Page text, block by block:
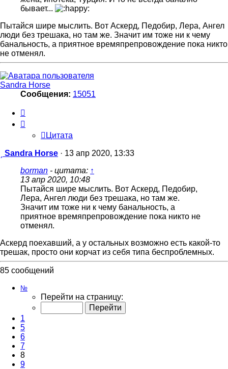
бывает...
Пытайся шире мыслить. Вот Аскерд, Педобир, Лера, Ангел
люди без трешака, но там же. Значит им тоже ни к чему
банальность, а приятное времяпрепровождение пока никто
не отменял.
Sandra Horse
Сообщения: 15051
Цитата
Сообщение
Sandra Horse · 13 апр 2020, 13:33
borman - цитата: ↑
13 апр 2020, 10:48
Пытайся шире мыслить. Вот Аскерд, Педобир,
Лера, Ангел люди без трешака, но там же.
Значит им тоже ни к чему банальность, а
приятное времяпрепровождение пока никто не
отменял.
Аскерд поехавший, а у остальных возможно есть какой-то
трешак, просто они корчат из себя типа беспроблемных.
85 сообщений
№Страница
из
Перейти на страницу:
1
5
6
7
8
9